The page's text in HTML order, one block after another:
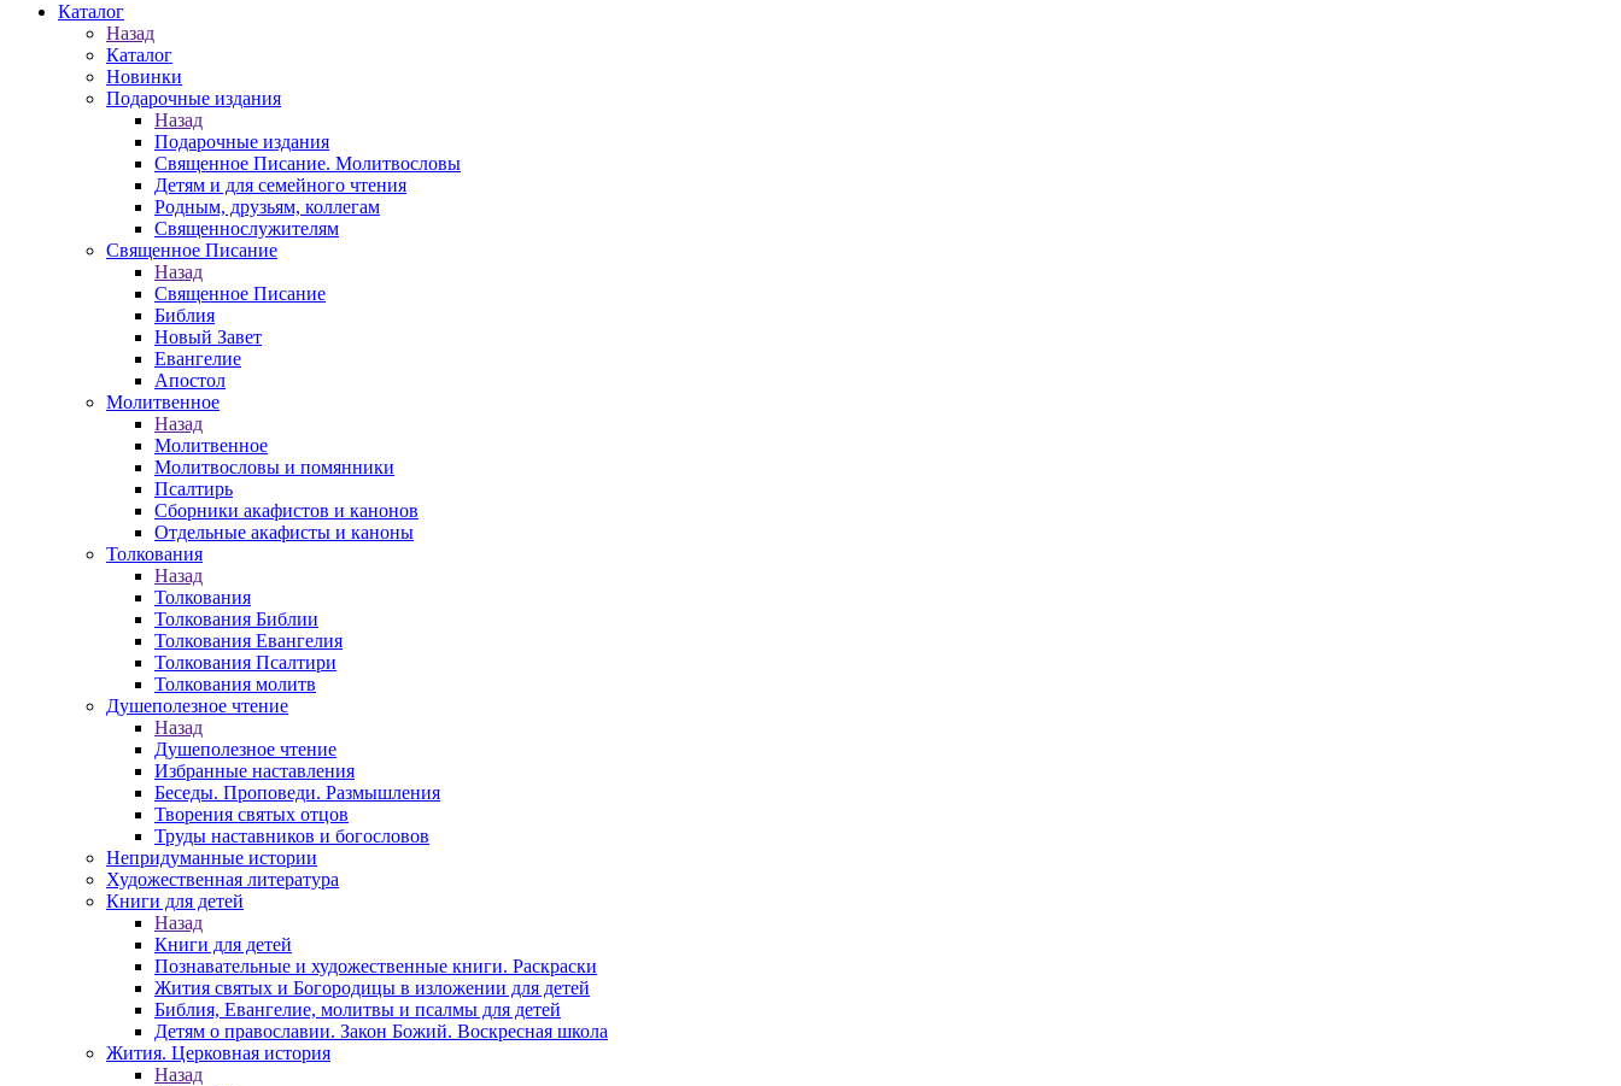
Каталог
Назад
Каталог
Новинки
Подарочные издания
Назад
Подарочные издания
Священное Писание. Молитвословы
Детям и для семейного чтения
Родным, друзьям, коллегам
Священнослужителям
Священное Писание
Назад
Священное Писание
Библия
Новый Завет
Евангелие
Апостол
Молитвенное
Назад
Молитвенное
Молитвословы и помянники
Псалтирь
Сборники акафистов и канонов
Отдельные акафисты и каноны
Толкования
Назад
Толкования
Толкования Библии
Толкования Евангелия
Толкования Псалтири
Толкования молитв
Душеполезное чтение
Назад
Душеполезное чтение
Избранные наставления
Беседы. Проповеди. Размышления
Творения святых отцов
Труды наставников и богословов
Непридуманные истории
Художественная литература
Книги для детей
Назад
Книги для детей
Познавательные и художественные книги. Раскраски
Жития святых и Богородицы в изложении для детей
Библия, Евангелие, молитвы и псалмы для детей
Детям о православии. Закон Божий. Воскресная школа
Жития. Церковная история
Назад